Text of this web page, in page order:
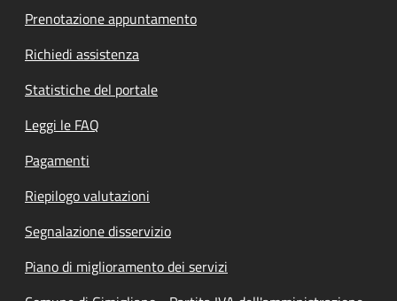
Prenotazione appuntamento
Richiedi assistenza
Statistiche del portale
Leggi le FAQ
Pagamenti
Riepilogo valutazioni
Segnalazione disservizio
Piano di miglioramento dei servizi